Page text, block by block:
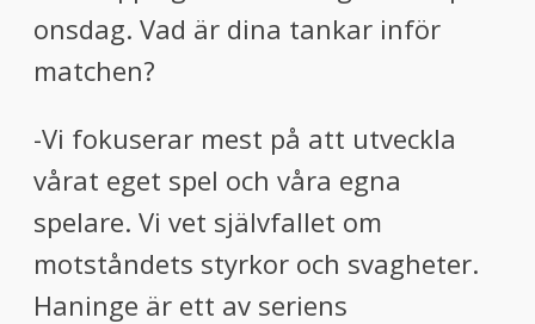
onsdag. Vad är dina tankar inför
matchen?
-Vi fokuserar mest på att utveckla
vårat eget spel och våra egna
spelare. Vi vet självfallet om
motståndets styrkor och svagheter.
Haninge är ett av seriens